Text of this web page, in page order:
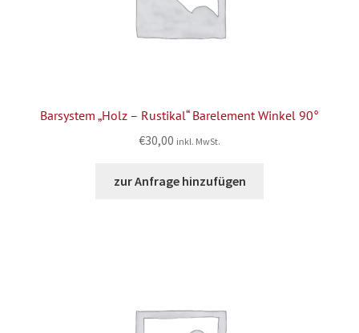
Barsystem „Holz – Rustikal“ Barelement Winkel 90°
€30,00 inkl. MwSt.
zur Anfrage hinzufügen